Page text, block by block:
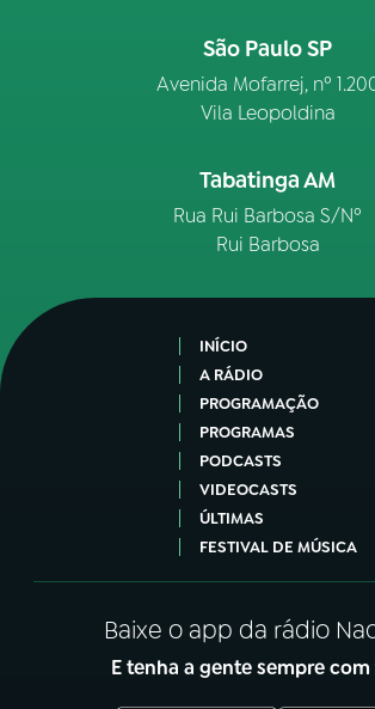
São Paulo SP
Avenida Mofarrej, nº
Vila Leopoldina
Tabatinga AM
Rua Rui Barbosa S/Nº
Rui Barbosa
INÍCIO
A RÁDIO
PROGRAMAÇÃO
PROGRAMAS
PODCASTS
VIDEOCASTS
ÚLTIMAS
FESTIVAL DE MÚSICA
Baixe o app da rádio
E tenha a gente sempre